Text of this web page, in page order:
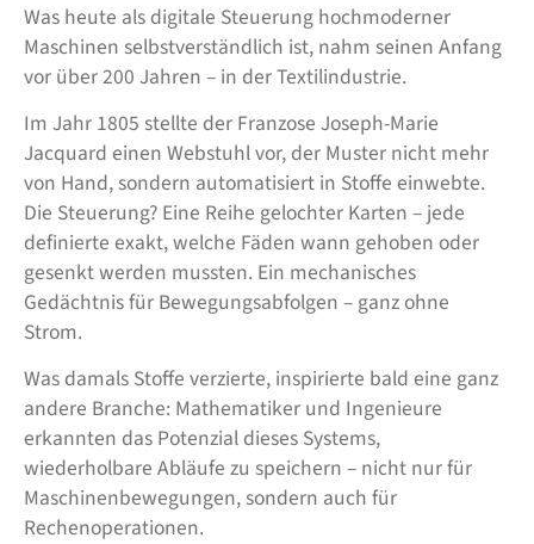
Was heute als digitale Steuerung hochmoderner
Maschinen selbstverständlich ist, nahm seinen Anfang
vor über 200 Jahren – in der Textilindustrie.
Im Jahr 1805 stellte der Franzose Joseph-Marie
Jacquard einen Webstuhl vor, der Muster nicht mehr
von Hand, sondern automatisiert in Stoffe einwebte.
Die Steuerung? Eine Reihe gelochter Karten – jede
definierte exakt, welche Fäden wann gehoben oder
gesenkt werden mussten. Ein mechanisches
Gedächtnis für Bewegungsabfolgen – ganz ohne
Strom.
Was damals Stoffe verzierte, inspirierte bald eine ganz
andere Branche: Mathematiker und Ingenieure
erkannten das Potenzial dieses Systems,
wiederholbare Abläufe zu speichern – nicht nur für
Maschinenbewegungen, sondern auch für
Rechenoperationen.